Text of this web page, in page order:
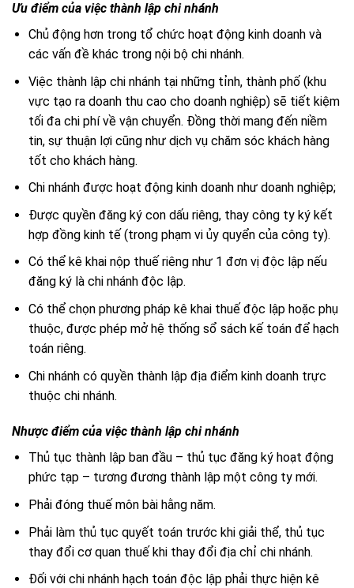
Ưu điểm của việc thành lập chi nhánh
Chủ động hơn trong tổ chức hoạt động kinh doanh và
các vấn đề khác trong nội bộ chi nhánh.
Việc thành lập chi nhánh tại những tỉnh, thành phố (khu
vực tạo ra doanh thu cao cho doanh nghiệp) sẽ tiết kiệm
tối đa chi phí về vận chuyển. Đồng thời mang đến niềm
tin, sự thuận lợi cũng như dịch vụ chăm sóc khách hàng
tốt cho khách hàng.
Chi nhánh được hoạt động kinh doanh như doanh nghiệp;
Được quyền đăng ký con dấu riêng, thay công ty ký kết
hợp đồng kinh tế (trong phạm vi ủy quyển của công ty).
Có thể kê khai nộp thuế riêng như 1 đơn vị độc lập nếu
đăng ký là chi nhánh độc lập.
Có thể chọn phương pháp kê khai thuế độc lập hoặc phụ
thuộc, được phép mở hệ thống sổ sách kế toán để hạch
toán riêng.
Chi nhánh có quyền thành lập địa điểm kinh doanh trực
thuộc chi nhánh.
Nhược điểm của việc thành lập chi nhánh
Thủ tục thành lập ban đầu – thủ tục đăng ký hoạt động
phức tạp – tương đương thành lập một công ty mới.
Phải đóng thuế môn bài hằng năm.
Phải làm thủ tục quyết toán trước khi giải thể, thủ tục
thay đổi cơ quan thuế khi thay đổi địa chỉ chi nhánh.
Đối với chi nhánh hạch toán độc lập phải thực hiện kê